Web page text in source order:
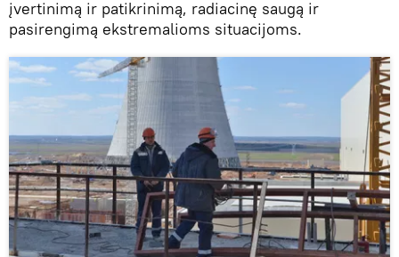
įvertinimą ir patikrinimą, radiacinę saugą ir
pasirengimą ekstremalioms situacijoms.